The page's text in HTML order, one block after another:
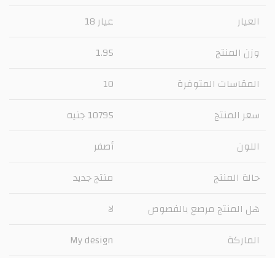
العيار
عيار 18
وزن المنتج
1.95
المقاسات المتوفرة
10
سعر المنتج
10795 جنيه
اللون
أصفر
حالة المنتج
منتج جديد
هل المنتج مرصع بالفصوص
لا
الماركة
My design